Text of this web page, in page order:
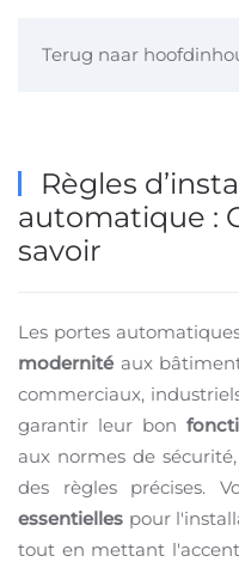
Terug naar
Règles
automatique :
savoir
Les portes
modernité aux
commerciaux,
garantir leur bon
aux normes de
des règles précises.
essentielles pour
tout en mettant